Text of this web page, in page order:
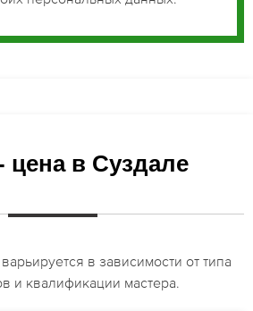
цена в Суздале
в зависимости от типа
и квалификации мастера.